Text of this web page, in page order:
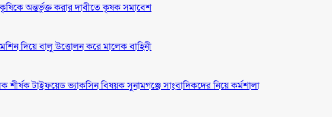
অন্তর্ভুক্ত করার দাবীতে কৃষক সমাবেশ
দিয়ে বালু উত্তোলন করে মালেক বাহিনী
টাইফয়েড ভ্যাকসিন বিষয়ক সুনামগঞ্জে সাংবাদিকদের নিয়ে কর্মশালা